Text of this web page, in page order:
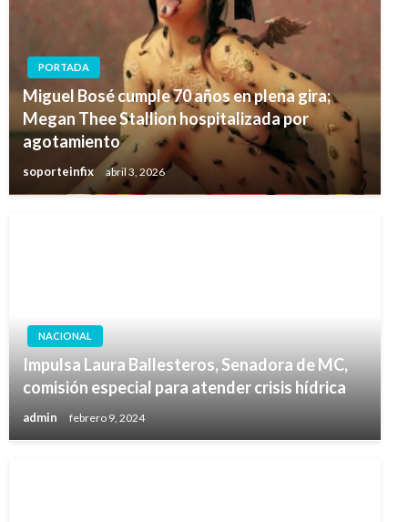
PORTADA
Miguel Bosé cumple 70 años en plena gira;
Megan Thee Stallion hospitalizada por
agotamiento
soporteinfix abril 3, 2026
NACIONAL
Impulsa Laura Ballesteros, Senadora de MC,
comisión especial para atender crisis hídrica
admin febrero 9, 2024